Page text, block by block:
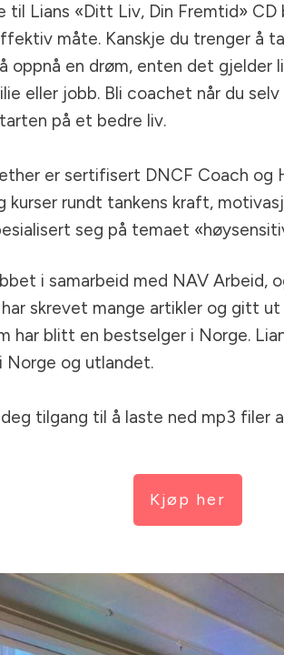
til Lians «Ditt Liv, Din Fremtid» CD
måte. Kanskje du trenger å
oppnå en drøm, enten det gjelder
eller jobb. Bli coachet når du
på et bedre liv.
er sertifisert DNCF Coach og
kurser rundt tankens kraft,
seg på temaet
i samarbeid med NAV Arbeid,
har skrevet mange artikler og gitt
har blitt en bestselger i Norge.
Norge og utlandet.
tilgang til å laste ned mp3 filer
Kjøp her